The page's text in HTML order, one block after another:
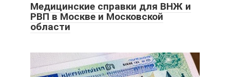
Медицинские справки для ВНЖ и
РВП в Москве и Московской
области